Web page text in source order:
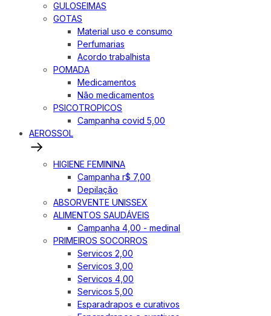
GULOSEIMAS
GOTAS
Material uso e consumo
Perfumarias
Acordo trabalhista
POMADA
Medicamentos
Não medicamentos
PSICOTROPICOS
Campanha covid 5,00
AEROSSOL
HIGIENE FEMININA
Campanha r$ 7,00
Depilação
ABSORVENTE UNISSEX
ALIMENTOS SAUDÁVEIS
Campanha 4,00 - medinal
PRIMEIROS SOCORROS
Servicos 2,00
Servicos 3,00
Servicos 4,00
Servicos 5,00
Esparadrapos e curativos